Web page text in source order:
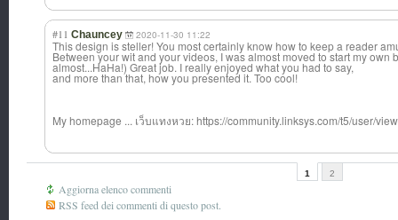
#11 Chauncey 2020-11-30 11:22
This design is steller! You most certainly know how to keep a reader
Between your wit and your videos, I was almost moved to start my own
almost...HaHa!) Great job. I really enjoyed what you had to say,
and more than that, how you presented it. Too cool!
My homepage ... เว็บแทงหวย: https://community.linksys.com/t5/user/
1 2
Aggiorna elenco commenti
RSS feed dei commenti di questo post.